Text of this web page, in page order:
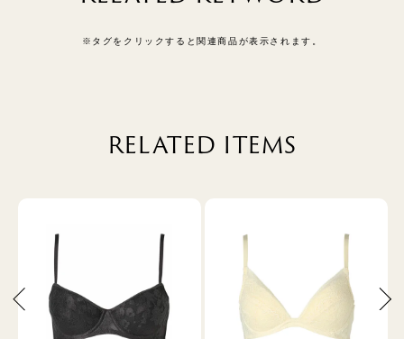
※タグをクリックすると関連商品が表示されます。
RELATED ITEMS